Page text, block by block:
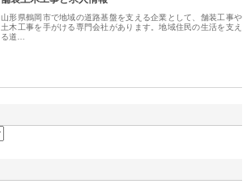
山形県鶴岡市で地域の道路基盤を支える企業として、舗装工事や
土木工事を手がける専門会社があります。地域住民の生活を支え
る道…